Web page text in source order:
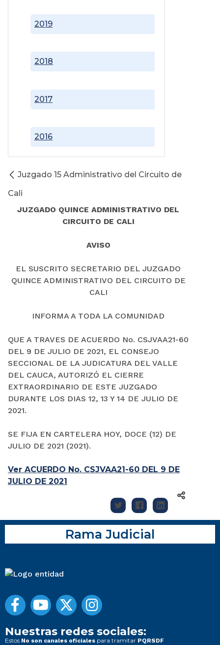
2016
2017
2018
2019
Juzgado 15 Administrativo del Circuito de
Cali
JUZGADO QUINCE ADMINISTRATIVO DEL
CIRCUITO DE CALI
AVISO
EL SUSCRITO SECRETARIO DEL JUZGADO
QUINCE ADMINISTRATIVO DEL CIRCUITO DE
CALI
INFORMA A TODA LA COMUNIDAD
QUE A TRAVES DE ACUERDO No. CSJVAA21-60
DEL 9 DE JULIO DE 2021, EL CONSEJO
SECCIONAL DE LA JUDICATURA DEL VALLE
DEL CAUCA, AUTORIZÓ EL CIERRE
EXTRAORDINARIO DE ESTE JUZGADO
DURANTE LOS DIAS 12, 13 Y 14 DE JULIO DE
2021.
SE FIJA EN CARTELERA HOY, DOCE (12) DE
JULIO DE 2021 (2021).
Ver ACUERDO No. CSJVAA21-60 DEL 9 DE
JULIO DE 2021
Rama Judicial
Nuestras redes sociales:
Estos No son canales oficiales para tramitar PQRSDF